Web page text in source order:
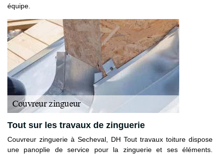
équipe.
Tout sur les travaux de zinguerie
Couvreur zinguerie à Secheval, DH Tout travaux toiture dispose
une panoplie de service pour la zinguerie et ses éléments.